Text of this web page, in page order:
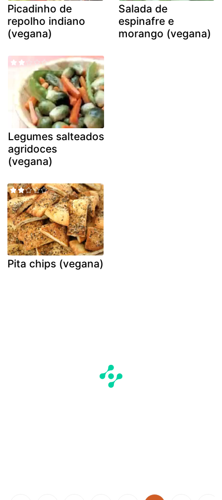
Picadinho de
repolho indiano
(vegana)
Salada de
espinafre e
morango (vegana)
Legumes salteados
agridoces
(vegana)
Pita chips (vegana)